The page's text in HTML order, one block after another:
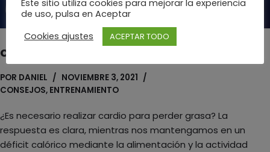
Cardio y pérdida de grasa
POR DANIEL
NOVIEMBRE 3, 2021
CONSEJOS, ENTRENAMIENTO
¿Es necesario realizar cardio para perder grasa? La
respuesta es clara, mientras nos mantengamos en un
déficit calórico mediante la alimentación y la actividad
Este sitio utiliza cookies para mejorar la experiencia
de uso, pulsa en Aceptar
Cookies ajustes
ACEPTAR TODO